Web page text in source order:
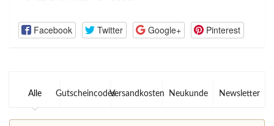
Facebook Twitter Google+ Pinterest
Alle GutscheincodesVersandkosten Neukunde Newsletter